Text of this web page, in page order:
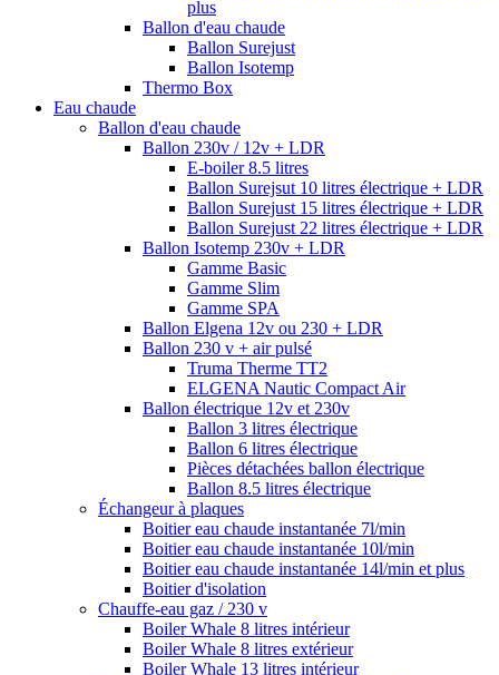
plus
Ballon d'eau chaude
Ballon Surejust
Ballon Isotemp
Thermo Box
Eau chaude
Ballon d'eau chaude
Ballon 230v / 12v + LDR
E-boiler 8.5 litres
Ballon Surejsut 10 litres électrique + LDR
Ballon Surejust 15 litres électrique + LDR
Ballon Surejust 22 litres électrique + LDR
Ballon Isotemp 230v + LDR
Gamme Basic
Gamme Slim
Gamme SPA
Ballon Elgena 12v ou 230 + LDR
Ballon 230 v + air pulsé
Truma Therme TT2
ELGENA Nautic Compact Air
Ballon électrique 12v et 230v
Ballon 3 litres électrique
Ballon 6 litres électrique
Pièces détachées ballon électrique
Ballon 8.5 litres électrique
Échangeur à plaques
Boitier eau chaude instantanée 7l/min
Boitier eau chaude instantanée 10l/min
Boitier eau chaude instantanée 14l/min et plus
Boitier d'isolation
Chauffe-eau gaz / 230 v
Boiler Whale 8 litres intérieur
Boiler Whale 8 litres extérieur
Boiler Whale 13 litres intérieur